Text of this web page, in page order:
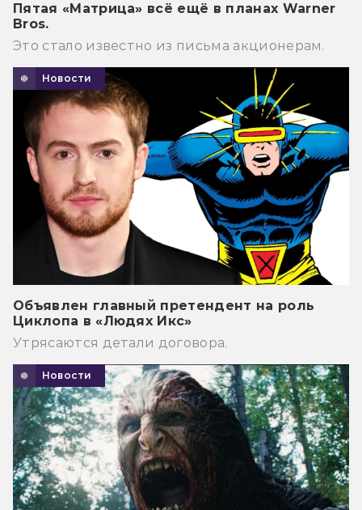
Пятая «Матрица» всё ещё в планах Warner
Bros.
Это стало известно из письма акционерам.
Новости
Объявлен главный претендент на роль
Циклопа в «Людях Икс»
Утрясаются детали договора.
Новости